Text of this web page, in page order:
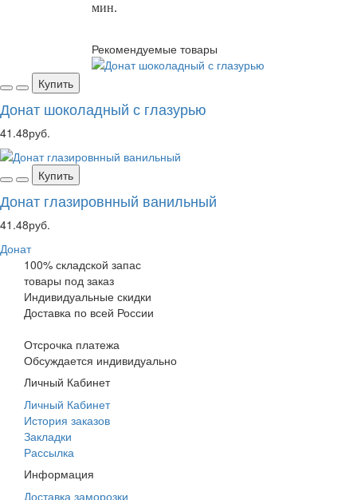
мин.
Рекомендуемые товары
Купить
Донат шоколадный с глазурью
41.48руб.
Купить
Донат глазировнный ванильный
41.48руб.
Донат
100% складской запас
товары под заказ
Индивидуальные скидки
Доставка по всей России
Отсрочка платежа
Обсуждается индивидуально
Личный Кабинет
Личный Кабинет
История заказов
Закладки
Рассылка
Информация
Доставка заморозки